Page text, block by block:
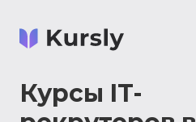
Курсы IT-